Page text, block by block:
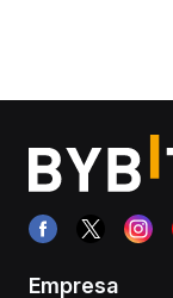
Empresa